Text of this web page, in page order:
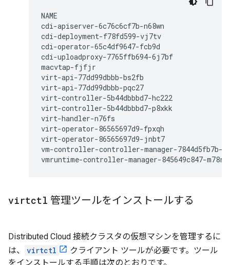
NAME
cdi-apiserver-6c76c6cf7b-n68wn
cdi-deployment-f78fd599-vj7tv
cdi-operator-65c4df9647-fcb9d
cdi-uploadproxy-7765ffb694-6j7bf
macvtap-fjfjr
virt-api-77dd99dbbb-bs2fb
virt-api-77dd99dbbb-pqc27
virt-controller-5b44dbbbd7-hc222
virt-controller-5b44dbbbd7-p8xkk
virt-handler-n76fs
virt-operator-86565697d9-fpxqh
virt-operator-86565697d9-jnbt7
vm-controller-controller-manager-
virtctl 管理ツールをインストールする
Distributed Cloud 接続クラスタの仮想マシンを管理するに
は、
virtctl
クライアント ツールが必要です。ツール
をインストールする手順は次のとおりです。